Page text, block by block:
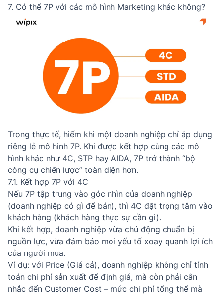
7. Có thể 7P với các mô hình Marketing khác không?
Trong thực tế, hiếm khi một doanh nghiệp chỉ áp dụng
riêng lẻ mô hình 7P. Khi được kết hợp cùng các mô
hình khác như 4C, STP hay AIDA, 7P trở thành “bộ
công cụ chiến lược” toàn diện hơn.
7.1. Kết hợp 7P với 4C
Nếu 7P tập trung vào góc nhìn của doanh nghiệp
(doanh nghiệp có gì để bán), thì 4C đặt trọng tâm vào
khách hàng (khách hàng thực sự cần gì).
Khi kết hợp, doanh nghiệp vừa chủ động chuẩn bị
nguồn lực, vừa đảm bảo mọi yếu tố xoay quanh lợi ích
của người mua.
Ví dụ: với Price (Giá cả), doanh nghiệp không chỉ tính
toán chi phí sản xuất để định giá, mà còn phải cân
nhắc đến Customer Cost – mức chi phí tổng thể mà